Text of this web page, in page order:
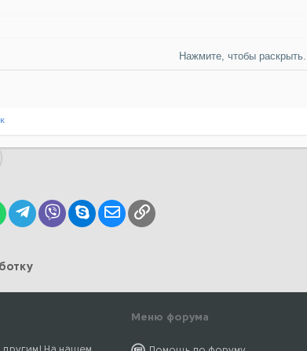
Нажмите, чтобы раскрыть...
WhatsAppTelegram
ViberSkypeЭлектронная почта
Ссылка
Меню форума